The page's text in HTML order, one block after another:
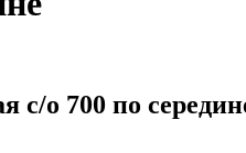
с/о 700 по